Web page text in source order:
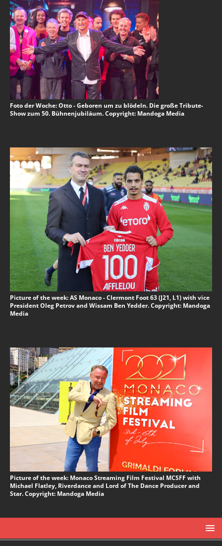
Foto der Woche: Otto - Geboren um zu blödeln. Die große Tribute-
Show zum 50. Bühnenjubiläum. Copyright: Mandoga Media
Picture of the week: AS Monaco - Clermont Foot 63 (J21, L1) with vice
President Oleg Petrov and Wissam Ben Yedder. Copyright: Mandoga
Media
Picture of the week: Monaco Streaming Film Festival MCSFF with
Michael Flatley, Riverdance and Lord of The Dance Producer and
Star. Copyright: Mandoga Media